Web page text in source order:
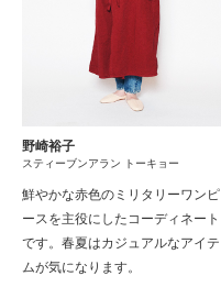
野崎裕子
スティーブンアラン トーキョー
鮮やかな赤色のミリタリーワンピ
ースを主役にしたコーディネート
です。春夏はカジュアルなアイテ
ムが気になります。